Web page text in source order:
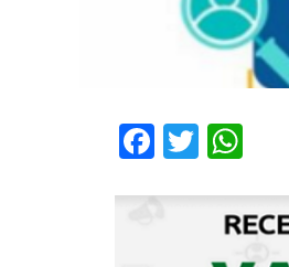
Facebook
Twitter